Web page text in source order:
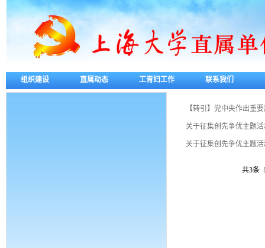
组织建设 直属动态 工青妇工作 联系我们
【转引】党中央作出重
关于征集创先争优主题
关于征集创先争优主题
共3条